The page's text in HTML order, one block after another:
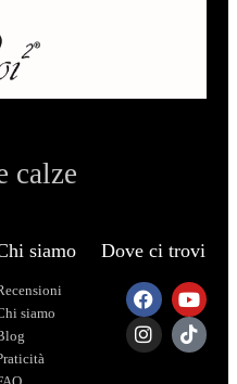
calze
siamo
siamo
Dove ci trovi